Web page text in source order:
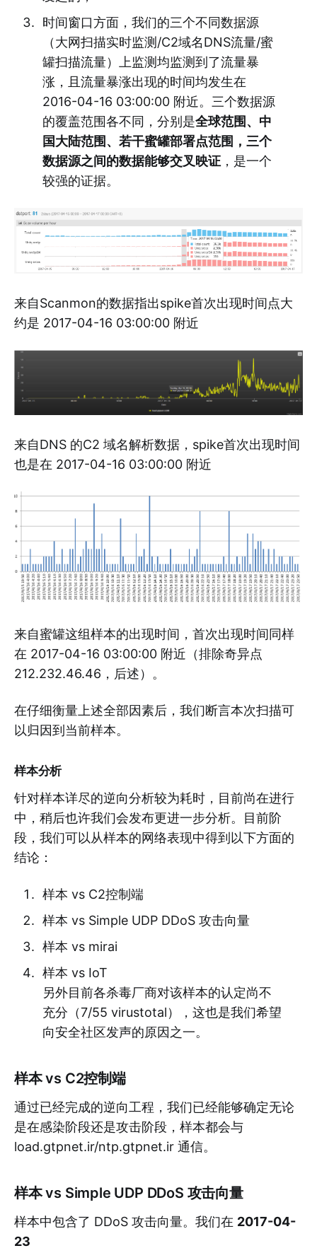
时间窗口方面，我们的三个不同数据源
（大网扫描实时监测/C2域名DNS流量/蜜
罐扫描流量）上监测均监测到了流量暴
涨，且流量暴涨出现的时间均发生在
2016-04-16 03:00:00 附近。三个数据源
的覆盖范围各不同，分别是全球范围、中
国大陆范围、若干蜜罐部署点范围，三个
数据源之间的数据能够交叉映证，是一个
较强的证据。
来自Scanmon的数据指出spike首次出现时间点大
约是 2017-04-16 03:00:00 附近
来自DNS 的C2 域名解析数据，spike首次出现时间
也是在 2017-04-16 03:00:00 附近
来自蜜罐这组样本的出现时间，首次出现时间同样
在 2017-04-16 03:00:00 附近（排除奇异点
212.232.46.46，后述）。
在仔细衡量上述全部因素后，我们断言本次扫描可
以归因到当前样本。
样本分析
针对样本详尽的逆向分析较为耗时，目前尚在进行
中，稍后也许我们会发布更进一步分析。目前阶
段，我们可以从样本的网络表现中得到以下方面的
结论：
样本 vs C2控制端
样本 vs Simple UDP DDoS 攻击向量
样本 vs mirai
样本 vs IoT
另外目前各杀毒厂商对该样本的认定尚不
充分（7/55 virustotal），这也是我们希望
向安全社区发声的原因之一。
样本 vs C2控制端
通过已经完成的逆向工程，我们已经能够确定无论
是在感染阶段还是攻击阶段，样本都会与
load.gtpnet.ir/ntp.gtpnet.ir 通信。
样本 vs Simple UDP DDoS 攻击向量
样本中包含了 DDoS 攻击向量。我们在 2017-04-
23